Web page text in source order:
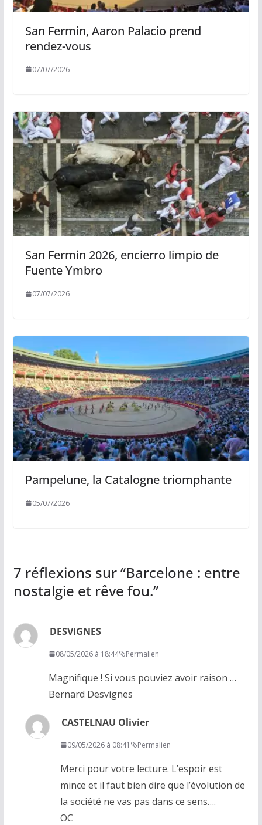
San Fermin, Aaron Palacio prend
rendez-vous
07/07/2026
San Fermin 2026, encierro limpio de
Fuente Ymbro
07/07/2026
Pampelune, la Catalogne triomphante
05/07/2026
7 réflexions sur “Barcelone : entre
nostalgie et rêve fou.”
DESVIGNES
08/05/2026 à 18:44 Permalien
Magnifique ! Si vous pouviez avoir raison …
Bernard Desvignes
CASTELNAU Olivier
09/05/2026 à 08:41 Permalien
Merci pour votre lecture. L’espoir est
mince et il faut bien dire que l’évolution de
la société ne vas pas dans ce sens….
OC